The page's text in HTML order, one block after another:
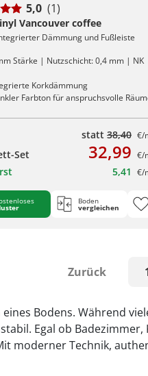
5,0 (1)
Vancouver coffee
Dämmung und Fußleiste
Stärke | Nutzschicht: 0,4 mm | NK
Korkdämmung
Farbton für anspruchsvolle
statt 38,40 €/
Set 32,99 €/
5,41 €/
Boden
vergleichen
Zurück
Bodens. Während
Egal ob
moderner Technik,